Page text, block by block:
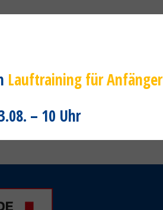
Lauftraining für Anfänger
– 10 Uhr